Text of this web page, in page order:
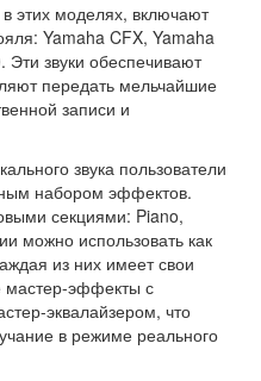
этих моделях, включают
Yamaha CFX, Yamaha
звуки обеспечивают
передать мельчайшие
записи и
звука пользователи
набором эффектов.
секциями: Piano,
можно использовать как
из них имеет свои
мастер-эффекты с
эквалайзером, что
в режиме реального